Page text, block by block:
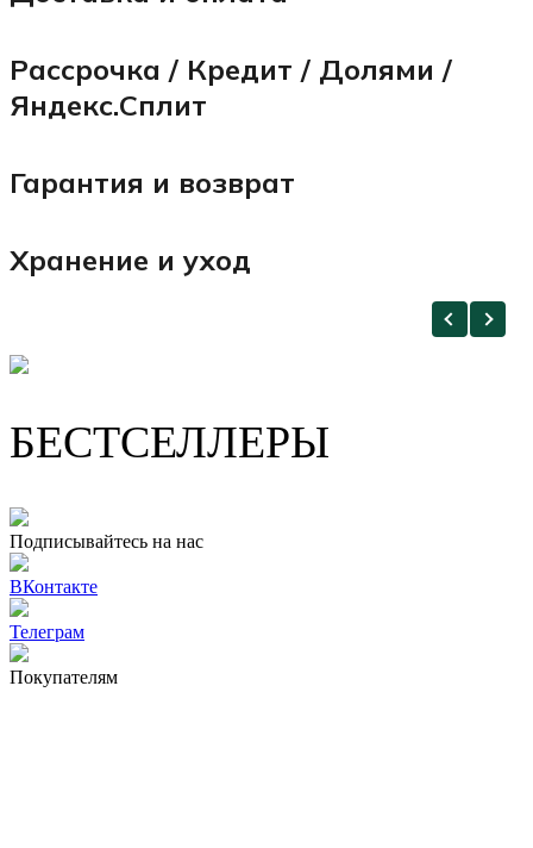
Рассрочка / Кредит / Долями /
Яндекс.Сплит
Гарантия и возврат
Хранение и уход
БЕСТСЕЛЛЕРЫ
Подписывайтесь на нас
ВКонтакте
Телеграм
Покупателям